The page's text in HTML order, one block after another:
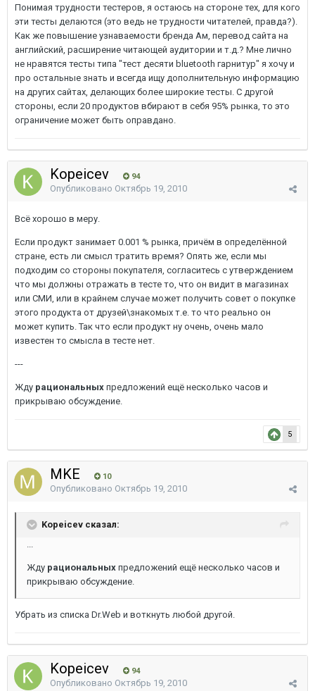
Понимая трудности тестеров, я остаюсь на стороне тех, для кого
эти тесты делаются (это ведь не трудности читателей, правда?).
Как же повышение узнаваемости бренда Ам, перевод сайта на
английский, расширение читающей аудитории и т.д.? Мне лично
не нравятся тесты типа "тест десяти bluetooth гарнитур" я хочу и
про остальные знать и всегда ищу дополнительную информацию
на других сайтах, делающих более широкие тесты. С другой
стороны, если 20 продуктов вбирают в себя 95% рынка, то это
ограничение может быть оправдано.
Kopeicev 94
Опубликовано Октябрь 19, 2010
Всё хорошо в меру.
Если продукт занимает 0.001 % рынка, причём в определённой
стране, есть ли смысл тратить время? Опять же, если мы
подходим со стороны покупателя, согласитесь с утверждением
что мы должны отражать в тесте то, что он видит в магазинах
или СМИ, или в крайнем случае может получить совет о покупке
этого продукта от друзей\знакомых т.е. то что реально он
может купить. Так что если продукт ну очень, очень мало
известен то смысла в тесте нет.
---
Жду рациональных предложений ещё несколько часов и
прикрываю обсуждение.
5
MKE 10
Опубликовано Октябрь 19, 2010
Kopeicev сказал:
...
Жду рациональных предложений ещё несколько часов и
прикрываю обсуждение.
Убрать из списка Dr.Web и воткнуть любой другой.
Kopeicev 94
Опубликовано Октябрь 19, 2010